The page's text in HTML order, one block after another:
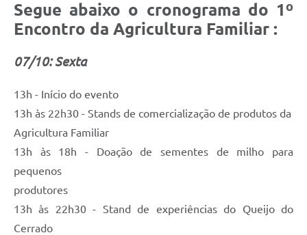
Segue abaixo o cronograma do 1º
Encontro da Agricultura Familiar :
07/10: Sexta
13h - Início do evento
13h às 22h30 - Stands de comercialização de produtos da
Agricultura Familiar
13h às 18h - Doação de sementes de milho para
pequenos
produtores
13h às 22h30 - Stand de experiências do Queijo do
Cerrado